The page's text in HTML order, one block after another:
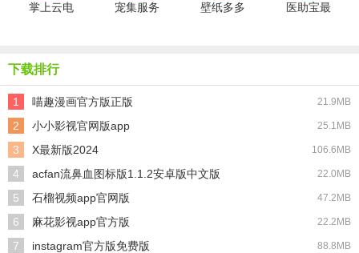
掌上云电
宠集服务
壁纸多多
医助宝最
下载排行
1 喵趣漫画官方版正版 21.9MB
2 小小影视官网版app 25.1MB
3 X最新版2024 106.6MB
4 acfan流鼻血图标版1.1.2安卓版中文版 22.0MB
5 石榴视频app官网版 47.2MB
6 麻花影视app官方版 22.2MB
7 instagram官方版免费版 88.8MB